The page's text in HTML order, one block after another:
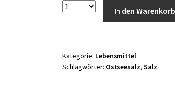
Anzahl
In den Warenkorb
Kategorie: Lebensmittel
Schlagwörter: Ostseesalz, Salz